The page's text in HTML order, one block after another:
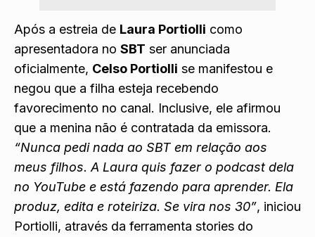
Após a estreia de Laura Portiolli como
apresentadora no SBT ser anunciada
oficialmente, Celso Portiolli se manifestou e
negou que a filha esteja recebendo
favorecimento no canal. Inclusive, ele afirmou
que a menina não é contratada da emissora.
“Nunca pedi nada ao SBT em relação aos
meus filhos. A Laura quis fazer o podcast dela
no YouTube e está fazendo para aprender. Ela
produz, edita e roteiriza. Se vira nos 30”, iniciou
Portiolli, através da ferramenta stories do